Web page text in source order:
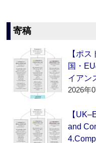
寄稿
【ポ
国・
イアン
2026年
【
and